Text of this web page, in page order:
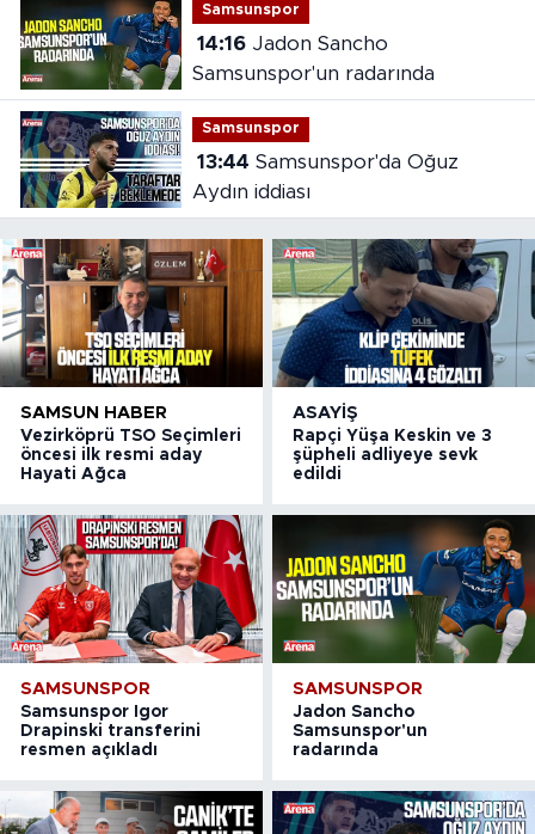
Samsunspor
14:16Jadon Sancho
Samsunspor'un radarında
Samsunspor
13:44
Aydın iddiası
SAMSUN HABER
Vezirköprü TSO Seçimleri
öncesi ilk resmi aday
Hayati Ağca
ASAYIŞ
Rapçi Yüşa Keskin ve 3
şüpheli adliyeye sevk
edildi
SAMSUNSPOR
Samsunspor Igor
Drapinski transferini
resmen açıkladı
SAMSUNSPOR
Jadon Sancho
Samsunspor'un
radarında